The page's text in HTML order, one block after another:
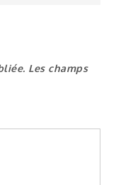
Les champs